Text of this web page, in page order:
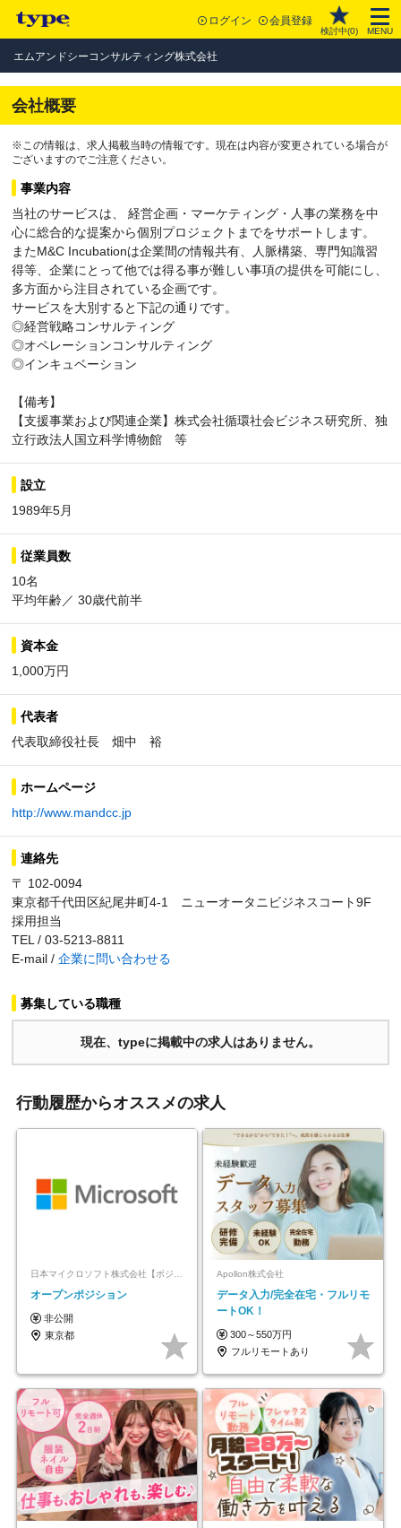
ログイン 会員登録
検討中(0) MENU
エムアンドシーコンサルティング株式会社
会社概要
※この情報は、求人掲載当時の情報です。現在は内容が変更されている場合が
ございますのでご注意ください。
事業内容
当社のサービスは、 経営企画・マーケティング・人事の業務を中
心に総合的な提案から個別プロジェクトまでをサポートします。
またM&C Incubationは企業間の情報共有、人脈構築、専門知識習
得等、企業にとって他では得る事が難しい事項の提供を可能にし、
多方面から注目されている企画です。
サービスを大別すると下記の通りです。
◎経営戦略コンサルティング
◎オペレーションコンサルティング
◎インキュベーション
【備考】
【支援事業および関連企業】株式会社循環社会ビジネス研究所、独
立行政法人国立科学博物館 等
設立
1989年5月
従業員数
10名
平均年齢／ 30歳代前半
資本金
1,000万円
代表者
代表取締役社長 畑中 裕
ホームページ
http://www.mandcc.jp
連絡先
〒 102-0094
東京都千代田区紀尾井町4-1 ニューオータニビジネスコート9F
採用担当
TEL / 03-5213-8811
E-mail / 企業に問い合わせる
募集している職種
現在、typeに掲載中の求人はありません。
行動履歴からオススメの求人
日本マイクロソフト株式会社【ポジションマッチ登録】
オープンポジション
非公開
東京都
Apollon株式会社
データ入力/完全在宅・フルリモ
ートOK！
300～550万円
フルリモートあり